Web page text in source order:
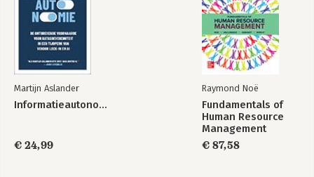
Martijn Aslander
Informatieautonomie
€ 24,99
Raymond Noë
Fundamentals of
Human Resource
Management
€ 87,58